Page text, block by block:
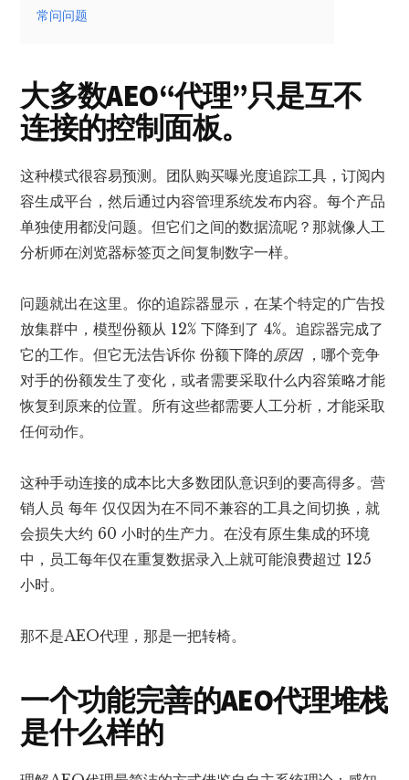
常问问题
大多数AEO“代理”只是互不
连接的控制面板。
这种模式很容易预测。团队购买曝光度追踪工具，订阅内
容生成平台，然后通过内容管理系统发布内容。每个产品
单独使用都没问题。但它们之间的数据流呢？那就像人工
分析师在浏览器标签页之间复制数字一样。
问题就出在这里。你的追踪器显示，在某个特定的广告投
放集群中，模型份额从 12% 下降到了 4%。追踪器完成了
它的工作。但它无法告诉你 份额下降的原因，哪个竞争
对手的份额发生了变化，或者需要采取什么内容策略才能
恢复到原来的位置。所有这些都需要人工分析，才能采取
任何动作。
这种手动连接的成本比大多数团队意识到的要高得多。营
销人员每年 仅仅因为在不同不兼容的工具之间切换，就
会损失大约 60 小时的生产力。在没有原生集成的环境
中，员工每年仅在重复数据录入上就可能浪费超过 125
小时。
那不是AEO代理，那是一把转椅。
一个功能完善的AEO代理堆栈
是什么样的